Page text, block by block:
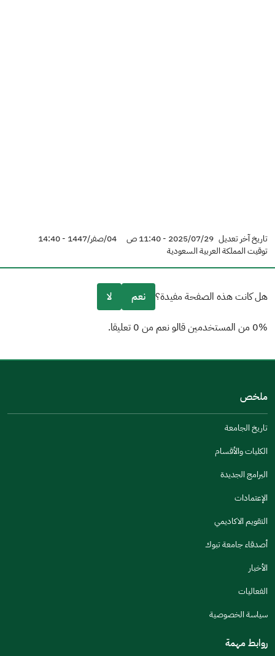
تاريخ آخر تعديل 2025/07/29 - 11:40 ص
04/صفر/1447 - 14:40
توقيت المملكة العربية السعودية
هل كانت هذه الصفحة مفيدة؟ نعم لا
0% من المستخدمين قالو نعم من 0 تعليقا.
مكتوبة بشكل جيد
الإجابات كانت مرتبطة
تصميمه يجعله سهل القراءة
أخرى
جنس
اخبرنا عن تجربتك في هذه الخدمة
ملخص
تاريخ الجامعة
الكليات والأقسام
البرامج الجديدة
الإعتمادات
التقويم الاكاديمي
أصدقاء جامعة تبوك
الأخبار
الفعاليات
سياسة الخصوصية
روابط مهمة